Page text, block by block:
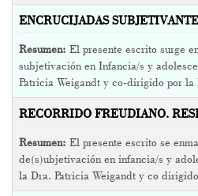
ENCRUCIJADAS
Resumen: El presente escrito surge
subjetivación en Infancia/s y
Patricia Weigandt y co-dirigido por la
RECORRIDO FREUDIANO.
Resumen: El presente escrito se
de(s)ubjetivación en infancia/s y
la Dra. Patricia Weigandt y co